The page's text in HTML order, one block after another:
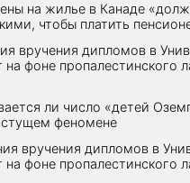
на жилье в Канаде
чтобы платить
вручения дипломов в
фоне пропалестинского
ли число «детей
феномене
вручения дипломов в
фоне пропалестинского